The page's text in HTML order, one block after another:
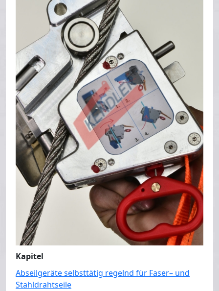
Kapitel
Abseilgeräte selbsttätig regelnd für Faser– und
Stahldrahtseile